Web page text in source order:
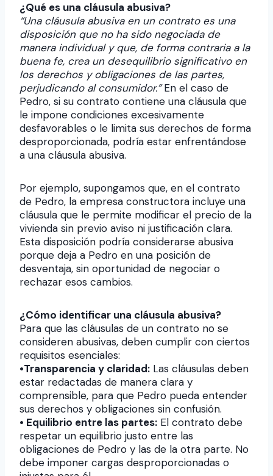
¿Qué es una cláusula abusiva?
“Una cláusula abusiva en un contrato es una
disposición que no ha sido negociada de
manera individual y que, de forma contraria a la
buena fe, crea un desequilibrio significativo en
los derechos y obligaciones de las partes,
perjudicando al consumidor.”En el caso de
Pedro, si su contrato contiene una cláusula que
le impone condiciones excesivamente
desfavorables o le limita sus derechos de forma
desproporcionada, podría estar enfrentándose
a una cláusula abusiva.
Por ejemplo, supongamos que, en el contrato
de Pedro, la empresa constructora incluye una
cláusula que le permite modificar el precio de la
vivienda sin previo aviso ni justificación clara.
Esta disposición podría considerarse abusiva
porque deja a Pedro en una posición de
desventaja, sin oportunidad de negociar o
rechazar esos cambios.
¿Cómo identificar una cláusula abusiva?
Para que las cláusulas de un contrato no se
consideren abusivas, deben cumplir con ciertos
requisitos esenciales:
•Transparencia y claridad: Las cláusulas deben
estar redactadas de manera clara y
comprensible, para que Pedro pueda entender
sus derechos y obligaciones sin confusión.
• Equilibrio entre las partes: El contrato debe
respetar un equilibrio justo entre las
obligaciones de Pedro y las de la otra parte. No
debe imponer cargas desproporcionadas o